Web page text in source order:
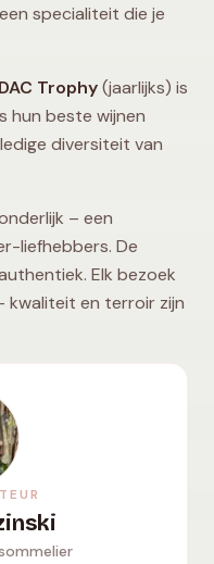
specialiteit die je
Trophy(jaarlijks) is
hun beste wijnen
diversiteit van
– een
liefhebbers. De
Elk bezoek
kwaliteit en terroir zijn